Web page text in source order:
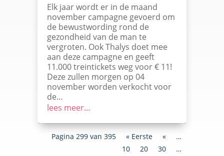
Elk jaar wordt er in de maand
november campagne gevoerd om
de bewustwording rond de
gezondheid van de man te
vergroten. Ook Thalys doet mee
aan deze campagne en geeft
11.000 treintickets weg voor € 11!
Deze zullen morgen op 04
november worden verkocht voor
de…
lees meer…
Pagina 299 van 395 « Eerste «
…
10
20 30
…